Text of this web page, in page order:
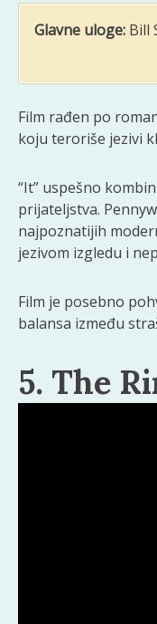
Glavne uloge: Bill
Film rađen po
koju teroriše jezivi
“It” uspešno
prijateljstva.
najpoznatijih
jezivom izgledu i
Film je posebno
balansa između
5. The